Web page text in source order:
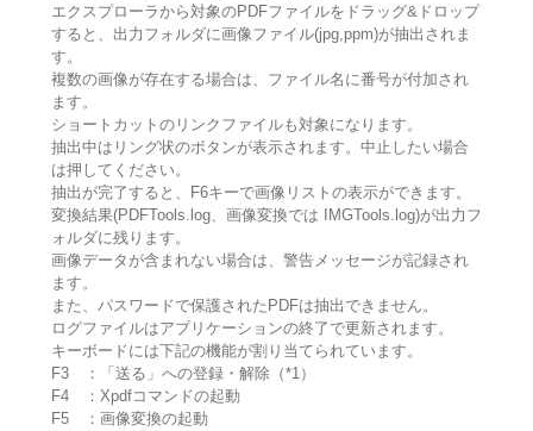
エクスプローラから対象のPDFファイルをドラッグ&ドロップ
すると、出力フォルダに画像ファイル(jpg,ppm)が抽出されま
す。
複数の画像が存在する場合は、ファイル名に番号が付加され
ます。
ショートカットのリンクファイルも対象になります。
抽出中はリング状のボタンが表示されます。中止したい場合
は押してください。
抽出が完了すると、F6キーで画像リストの表示ができます。
変換結果(PDFTools.log、画像変換では IMGTools.log)が出力フ
ォルダに残ります。
画像データが含まれない場合は、警告メッセージが記録され
ます。
また、パスワードで保護されたPDFは抽出できません。
ログファイルはアプリケーションの終了で更新されます。
キーボードには下記の機能が割り当てられています。
F3 ：「送る」への登録・解除（*1）
F4 ：Xpdfコマンドの起動
F5 ：画像変換の起動